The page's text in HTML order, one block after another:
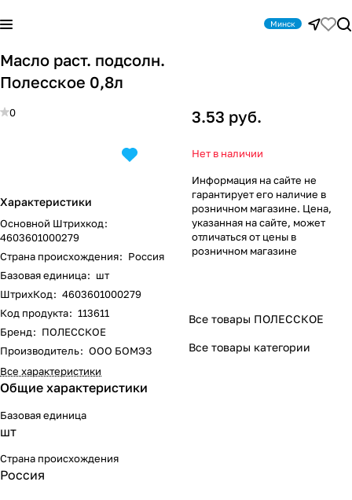
Минск
Масло раст. подсолн.
Полесское 0,8л
0
Характеристики
Основной Штрихкод:
4603601000279
Страна происхождения: Россия
Базовая единица: шт
ШтрихКод: 4603601000279
Код продукта: 113611
Бренд: ПОЛЕССКОЕ
Производитель: ООО БОМЭЗ
Все характеристики
3.53 руб.
Нет в наличии
Информация на сайте не
гарантирует его наличие в
розничном магазине. Цена,
указанная на сайте, может
отличаться от цены в
розничном магазине
Все товары ПОЛЕССКОЕ
Все товары категории
Общие характеристики
Базовая единица
шт
Страна происхождения
Россия